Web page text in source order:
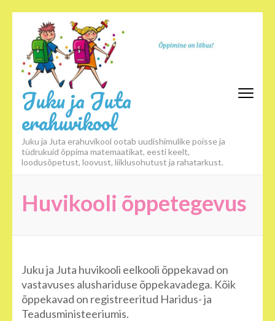
content
(Press
Enter)
Juku ja Juta
erahuvikool
Juku ja Juta erahuvikool ootab uudishimulike poisse ja
tüdrukuid õppima matemaatikat, eesti keelt,
loodusõpetust, loovust, liiklusohutust ja rahatarkust.
Huvikooli õppetegevus
Juku ja Juta huvikooli eelkooli õppekavad on
vastavuses alushariduse õppekavadega. Kõik
õppekavad on registreeritud Haridus- ja
Teadusministeeriumis.